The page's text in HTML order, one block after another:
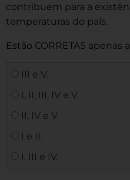
contribuem para a
temperaturas do país.
Estão CORRETAS apenas
III e V.
I, II, III, IV e V.
II, IV e V.
I e II.
I, III e IV.